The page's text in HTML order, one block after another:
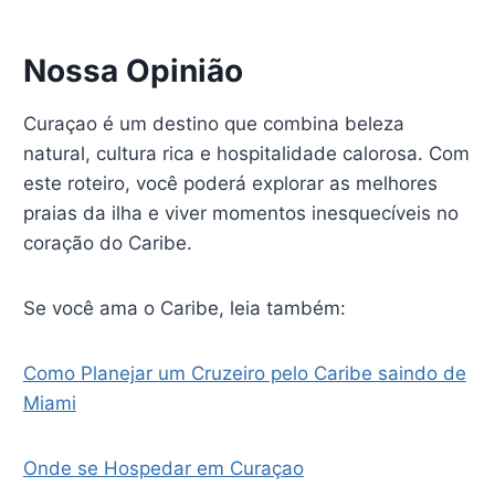
Nossa Opinião
Curaçao é um destino que combina beleza
natural, cultura rica e hospitalidade calorosa. Com
este roteiro, você poderá explorar as melhores
praias da ilha e viver momentos inesquecíveis no
coração do Caribe.
Se você ama o Caribe, leia também:
Como Planejar um Cruzeiro pelo Caribe saindo de
Miami
Onde se Hospedar em Curaçao